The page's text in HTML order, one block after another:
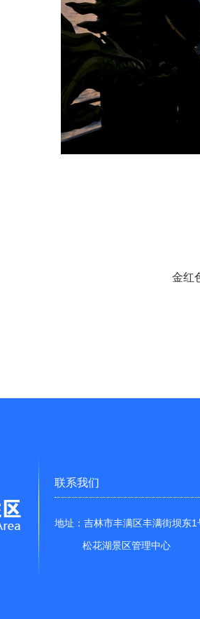
金红
联系我们
地址：吉林市丰满区丰满街坝东1
松花湖景区管理中心